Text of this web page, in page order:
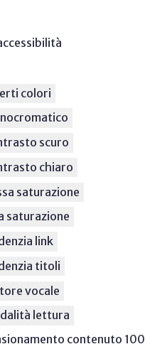
colori
scuro
chiaro
saturazione
saturazione
link
titoli
vocale
lettura
contenuto 100